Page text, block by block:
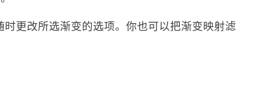
更改所选渐变的选项。你也可以把渐变映射滤